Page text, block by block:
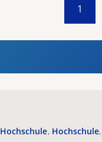
1
Hochschule Hochschule